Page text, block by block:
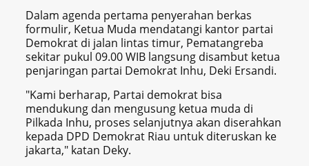
Dalam agenda pertama penyerahan berkas
formulir, Ketua Muda mendatangi kantor partai
Demokrat di jalan lintas timur, Pematangreba
sekitar pukul 09.00 WIB langsung disambut ketua
penjaringan partai Demokrat Inhu, Deki Ersandi.
"Kami berharap, Partai demokrat bisa
mendukung dan mengusung ketua muda di
Pilkada Inhu, proses selanjutnya akan diserahkan
kepada DPD Demokrat Riau untuk diteruskan ke
jakarta," katan Deky.